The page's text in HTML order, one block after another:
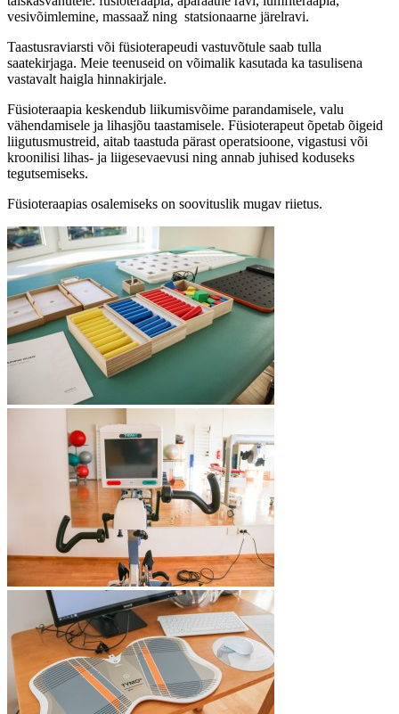
vesivõimlemine, massaaž ning statsionaarne järelravi.
Taastusraviarsti või füsioterapeudi vastuvõtule saab tulla
saatekirjaga. Meie teenuseid on võimalik kasutada ka tasulisena
vastavalt haigla hinnakirjale.
Füsioteraapia keskendub liikumisvõime parandamisele, valu
vähendamisele ja lihasjõu taastamisele. Füsioterapeut õpetab õigeid
liigutusmustreid, aitab taastuda pärast operatsioone, vigastusi või
kroonilisi lihas- ja liigesevaevusi ning annab juhised koduseks
tegutsemiseks.
Füsioteraapias osalemiseks on soovituslik mugav riietus.